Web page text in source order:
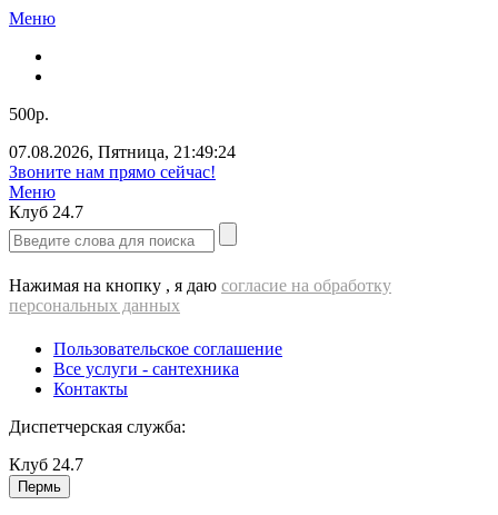
Меню
500р.
07.08.2026, Пятница, 21:49:25
Звоните нам прямо сейчас!
Меню
Клуб 24.7
Нажимая на кнопку , я даю согласие на обработку
персональных данных
Пользовательское соглашение
Все услуги - cантехника
Контакты
Диспетчерская служба:
Клуб 24.7
Пермь